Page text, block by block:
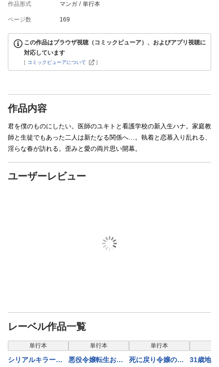
作品形式 マンガ 単行本
ページ数 169
この作品はブラウザ視聴（コミックビューア）、およびアプリ視聴に
対応しています
[ コミックビューアについて ]
作品内容
君を僕のものにしたい。医師のユキトと看護学校の新入生ハナ。家庭教
師と生徒でもあった二人は新たなる関係へ…。執着と恋慕入り乱れる、
淫らな春が訪れる。歪みと愛の両片思い開幕。
ユーザーレビュー
レーベル作品一覧
単行本
シリアルキラー
単行本
悪役令嬢転生おじ
単行本
死に戻り令嬢の仮
表示
31歳地